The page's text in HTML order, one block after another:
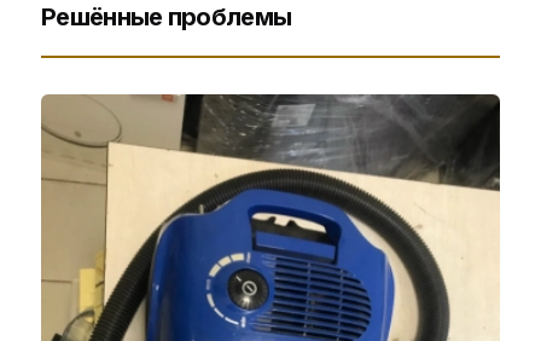
Решённые проблемы